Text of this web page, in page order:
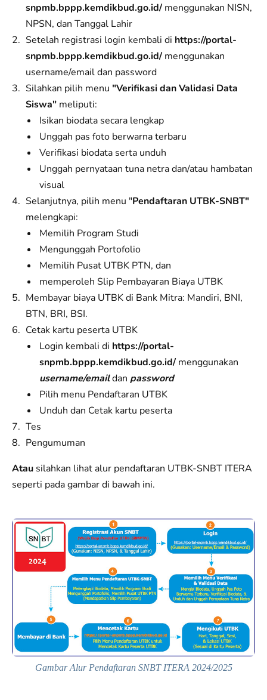
snpmb.bppp.kemdikbud.go.id/ menggunakan NISN,
NPSN, dan Tanggal Lahir
Setelah registrasi login kembali di https://portal-
snpmb.bppp.kemdikbud.go.id/ menggunakan
username/email dan password
Silahkan pilih menu "Verifikasi dan Validasi Data
Siswa" meliputi:
Isikan biodata secara lengkap
Unggah pas foto berwarna terbaru
Verifikasi biodata serta unduh
Unggah pernyataan tuna netra dan/atau hambatan
visual
Selanjutnya, pilih menu "Pendaftaran UTBK-SNBT"
melengkapi:
Memilih Program Studi
Mengunggah Portofolio
Memilih Pusat UTBK PTN, dan
memperoleh Slip Pembayaran Biaya UTBK
Membayar biaya UTBK di Bank Mitra: Mandiri, BNI,
BTN, BRI, BSI.
Cetak kartu peserta UTBK
Login kembali di https://portal-
snpmb.bppp.kemdikbud.go.id/ menggunakan
username/emaildan password
Pilih menu Pendaftaran UTBK
Unduh dan Cetak kartu peserta
Tes
Pengumuman
Atau silahkan lihat alur pendaftaran UTBK-SNBT ITERA
seperti pada gambar di bawah ini.
Gambar Alur Pendaftaran SNBT ITERA 2024/2025